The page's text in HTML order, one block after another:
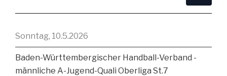
Sonntag, 10.5.2026
Baden-Württembergischer Handball-Verband -
männliche A-Jugend-Quali Oberliga St.7